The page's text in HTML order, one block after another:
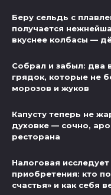
Беру сельдь с
получается
вкуснее колбасы —
Собрал и забыл: два
грядок, которые не
морозов и жуков
Капусту теперь не
духовке — сочно,
ресторана
Налоговая
приобретения: кто
счастья» и как себя